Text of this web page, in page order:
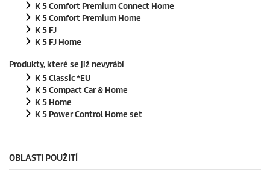
K 5 Comfort Premium Connect Home
K 5 Comfort Premium Home
K 5 FJ
K 5 FJ Home
Produkty, které se již nevyrábí
K 5 Classic *EU
K 5 Compact Car & Home
K 5 Home
K 5 Power Control Home set
OBLASTI POUŽITÍ